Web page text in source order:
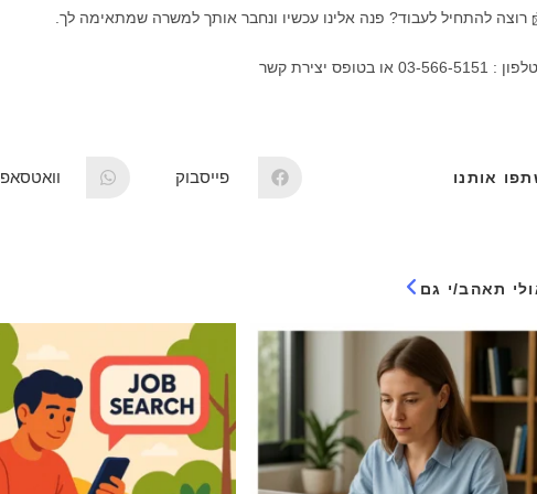
רוצה להתחיל לעבוד? פנה אלינו עכשיו ונחבר אותך למשרה שמתאימה לך.
566-5151 או בטופס יצירת קשר
אותנו פייסבוק וואטסאפ
תאהב/י גם